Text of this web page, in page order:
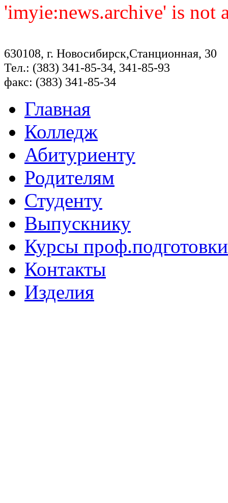
'imyie:news.archive' is not
630108, г. Новосибирск,Станционная, 30
Тел.: (383) 341-85-34, 341-85-93
факс: (383) 341-85-34
Главная
Колледж
Абитуриенту
Родителям
Студенту
Выпускнику
Курсы проф.подготовки
Контакты
Изделия